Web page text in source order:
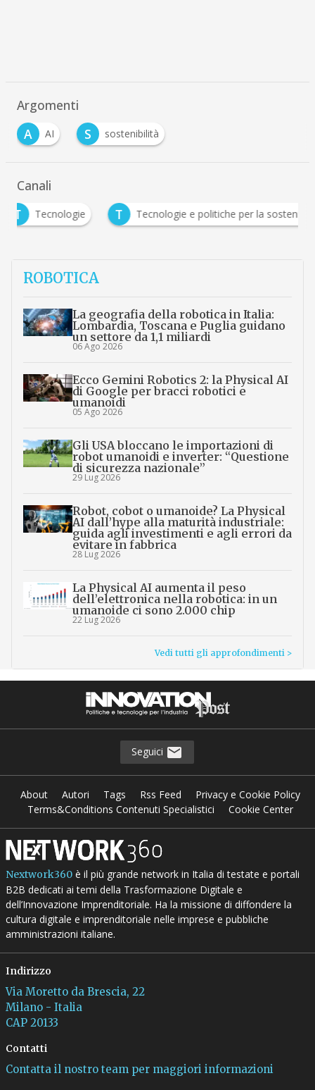
Argomenti
A
AI S sostenibilità
Canali
Tecnologie T Tecnologie e politiche per la sostenibilità
ROBOTICA
La geografia della robotica in Italia:
Lombardia, Toscana e Puglia guidano
un settore da 1,1 miliardi
06 Ago 2026
Ecco Gemini Robotics 2: la Physical AI
di Google per bracci robotici e
umanoidi
05 Ago 2026
Gli USA bloccano le importazioni di
robot umanoidi e inverter: “Questione
di sicurezza nazionale”
29 Lug 2026
Robot, cobot o umanoide? La Physical
AI dall’hype alla maturità industriale:
guida agli investimenti e agli errori da
evitare in fabbrica
28 Lug 2026
La Physical AI aumenta il peso
dell’elettronica nella robotica: in un
umanoide ci sono 2.000 chip
22 Lug 2026
Vedi tutti gli approfondimenti >
Seguici
About Autori Tags Rss Feed
Privacy e Cookie Policy
Terms&Conditions Contenuti Specialistici
Cookie Center
Nextwork360è il più grande network in Italia di testate e portali
B2B dedicati ai temi della Trasformazione Digitale e
dell’Innovazione Imprenditoriale. Ha la missione di diffondere la
cultura digitale e imprenditoriale nelle imprese e pubbliche
amministrazioni italiane.
Indirizzo
Via Moretto da Brescia, 22
Milano - Italia
CAP 20133
Contatti
Contatta il nostro team per maggiori informazioni